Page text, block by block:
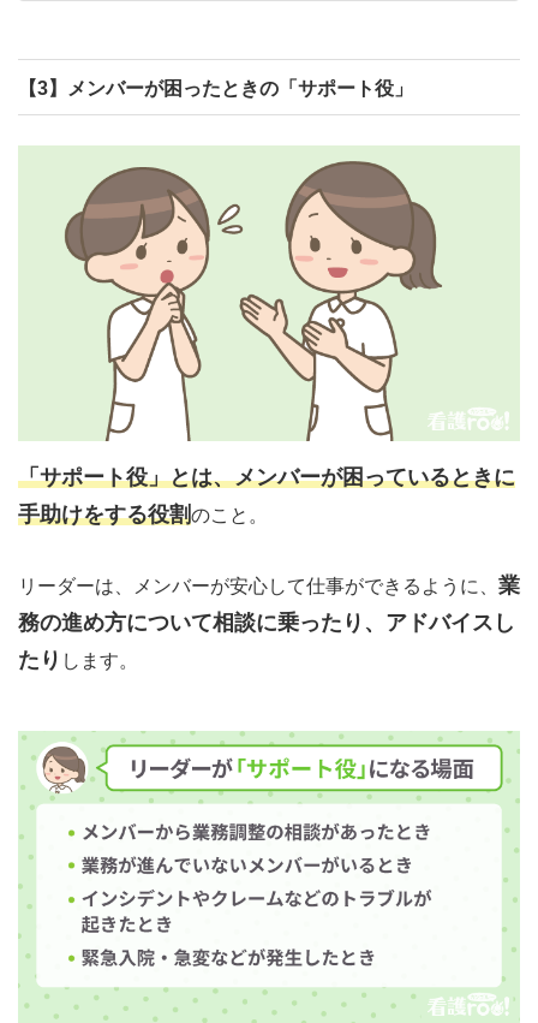
【3】メンバーが困ったときの「サポート役」
「サポート役」とは、メンバーが困っているときに
手助けをする役割のこと。
リーダーは、メンバーが安心して仕事ができるように、 業
務の進め方について相談に乗ったり、アドバイスし
たり します。